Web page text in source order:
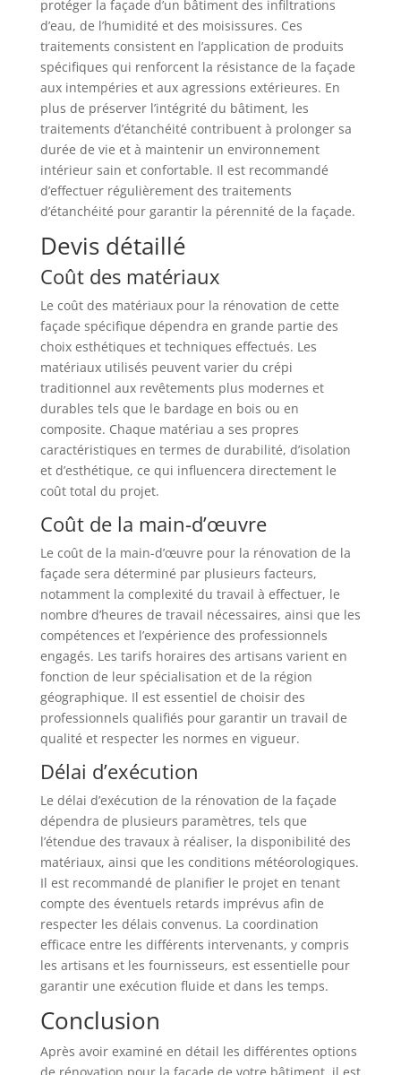
protéger la façade d’un bâtiment des infiltrations
d’eau, de l’humidité et des moisissures. Ces
traitements consistent en l’application de produits
spécifiques qui renforcent la résistance de la façade
aux intempéries et aux agressions extérieures. En
plus de préserver l’intégrité du bâtiment, les
traitements d’étanchéité contribuent à prolonger sa
durée de vie et à maintenir un environnement
intérieur sain et confortable. Il est recommandé
d’effectuer régulièrement des traitements
d’étanchéité pour garantir la pérennité de la façade.
Devis détaillé
Coût des matériaux
Le coût des matériaux pour la rénovation de cette
façade spécifique dépendra en grande partie des
choix esthétiques et techniques effectués. Les
matériaux utilisés peuvent varier du crépi
traditionnel aux revêtements plus modernes et
durables tels que le bardage en bois ou en
composite. Chaque matériau a ses propres
caractéristiques en termes de durabilité, d’isolation
et d’esthétique, ce qui influencera directement le
coût total du projet.
Coût de la main-d’œuvre
Le coût de la main-d’œuvre pour la rénovation de la
façade sera déterminé par plusieurs facteurs,
notamment la complexité du travail à effectuer, le
nombre d’heures de travail nécessaires, ainsi que les
compétences et l’expérience des professionnels
engagés. Les tarifs horaires des artisans varient en
fonction de leur spécialisation et de la région
géographique. Il est essentiel de choisir des
professionnels qualifiés pour garantir un travail de
qualité et respecter les normes en vigueur.
Délai d’exécution
Le délai d’exécution de la rénovation de la façade
dépendra de plusieurs paramètres, tels que
l’étendue des travaux à réaliser, la disponibilité des
matériaux, ainsi que les conditions météorologiques.
Il est recommandé de planifier le projet en tenant
compte des éventuels retards imprévus afin de
respecter les délais convenus. La coordination
efficace entre les différents intervenants, y compris
les artisans et les fournisseurs, est essentielle pour
garantir une exécution fluide et dans les temps.
Conclusion
Après avoir examiné en détail les différentes options